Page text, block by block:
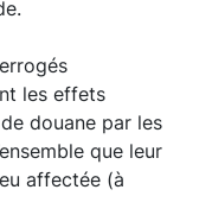
les effets
douane par les
que leur
affectée (à